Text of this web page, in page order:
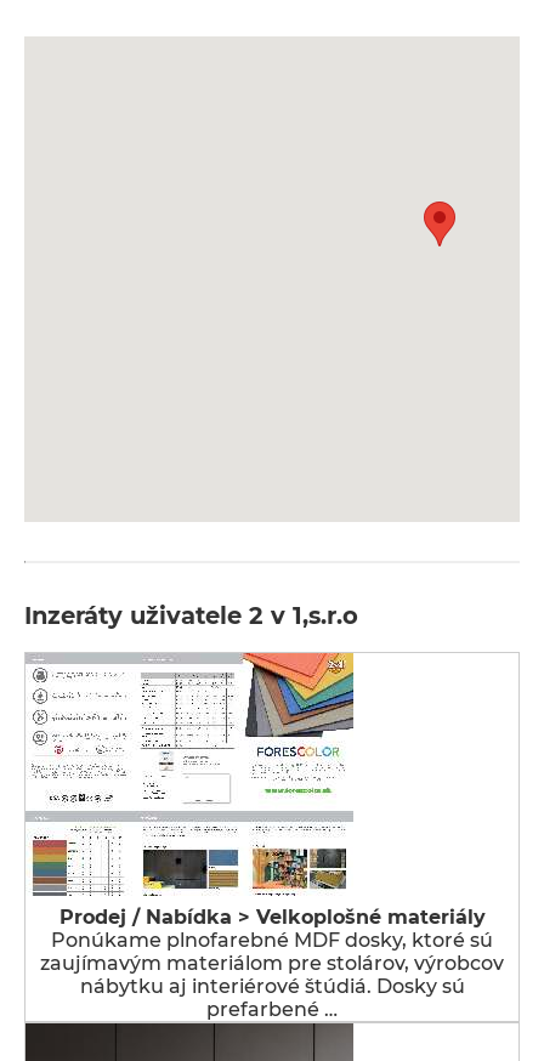
Inzeráty uživatele 2 v 1,s.r.o
Prodej / Nabídka > Velkoplošné materiály
Ponúkame plnofarebné MDF dosky, ktoré sú
zaujímavým materiálom pre stolárov, výrobcov
nábytku aj interiérové štúdiá. Dosky sú
prefarbené …